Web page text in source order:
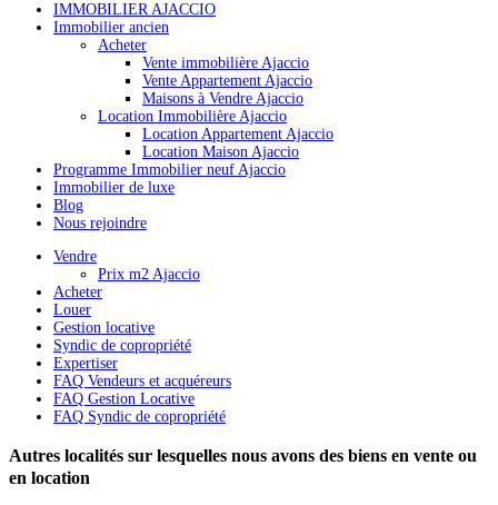
IMMOBILIER AJACCIO
Immobilier ancien
Acheter
Vente immobilière Ajaccio
Vente Appartement Ajaccio
Maisons à Vendre Ajaccio
Location Immobilière Ajaccio
Location Appartement Ajaccio
Location Maison Ajaccio
Programme Immobilier neuf Ajaccio
Immobilier de luxe
Blog
Nous rejoindre
Vendre
Prix m2 Ajaccio
Acheter
Louer
Gestion locative
Syndic de copropriété
Expertiser
FAQ Vendeurs et acquéreurs
FAQ Gestion Locative
FAQ Syndic de copropriété
Autres localités sur lesquelles nous avons des biens en vente ou
en location